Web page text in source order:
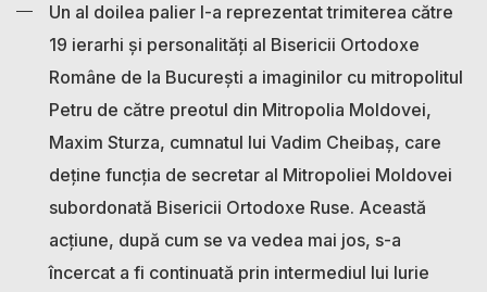
Un al doilea palier l-a reprezentat trimiterea către
19 ierarhi și personalități al Bisericii Ortodoxe
Române de la București a imaginilor cu mitropolitul
Petru de către preotul din Mitropolia Moldovei,
Maxim Sturza, cumnatul lui Vadim Cheibaș, care
deține funcția de secretar al Mitropoliei Moldovei
subordonată Bisericii Ortodoxe Ruse. Această
acțiune, după cum se va vedea mai jos, s-a
încercat a fi continuată prin intermediul lui Iurie